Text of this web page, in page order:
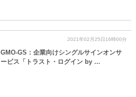
2021年02月25日16時00分
GMO-GS：企業向けシングルサインオンサ
ービス「トラスト・ログイン by …